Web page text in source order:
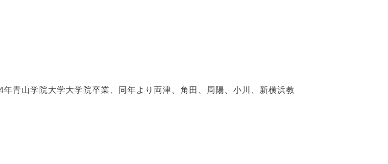
青山学院大学大学院卒業、同年より両津、角田、周陽、小川、新横浜教